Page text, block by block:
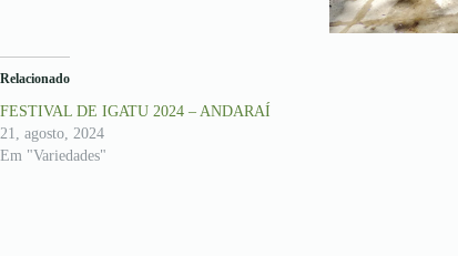
Relacionado
FESTIVAL DE IGATU 2024 – ANDARAÍ
21, agosto, 2024
Em "Variedades"